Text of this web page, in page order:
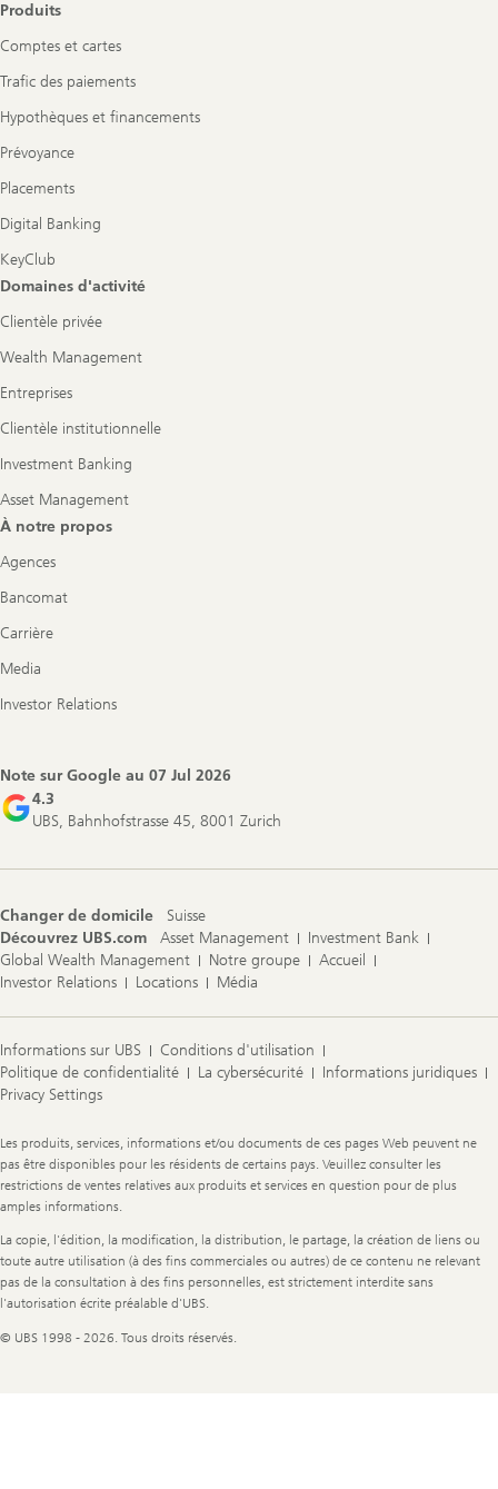
Produits
Comptes et cartes
Trafic des paiements
Hypothèques et financements
Prévoyance
Placements
Digital Banking
KeyClub
Domaines d'activité
Clientèle privée
Wealth Management
Entreprises
Clientèle institutionnelle
Investment Banking
Asset Management
À notre propos
Agences
Bancomat
Carrière
Media
Investor Relations
Note sur Google au 07 Jul 2026
4.3
UBS, Bahnhofstrasse 45, 8001 Zurich
Changer de domicile
Suisse
Découvrez UBS.com
Asset Management
Investment Bank
Global Wealth Management
Notre groupe
Accueil
Investor Relations
Locations Média
Informations sur UBS
Conditions d'utilisation
Politique de confidentialité
La cybersécurité
Informations juridiques
Privacy Settings
Legal
Information
Les produits, services, informations et/ou documents de ces pages Web peuvent ne
pas être disponibles pour les résidents de certains pays. Veuillez consulter les
restrictions de ventes relatives aux produits et services en question pour de plus
amples informations.
La copie, l'édition, la modification, la distribution, le partage, la création de liens ou
toute autre utilisation (à des fins commerciales ou autres) de ce contenu ne relevant
pas de la consultation à des fins personnelles, est strictement interdite sans
l'autorisation écrite préalable d'UBS.
© UBS 1998 - 2026. Tous droits réservés.